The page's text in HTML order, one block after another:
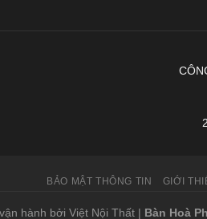
BẢO MẬT THÔNG TIN GIỚI
hành bởi Việt Nội Thất | Bàn Hoà